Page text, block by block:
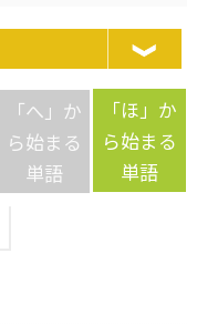
「へ」か
ら始まる
単語
「ほ」か
ら始まる
単語